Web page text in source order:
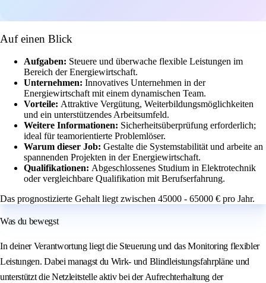
Auf einen Blick
Aufgaben: Steuere und überwache flexible Leistungen im
Bereich der Energiewirtschaft.
Unternehmen: Innovatives Unternehmen in der
Energiewirtschaft mit einem dynamischen Team.
Vorteile: Attraktive Vergütung, Weiterbildungsmöglichkeiten
und ein unterstützendes Arbeitsumfeld.
Weitere Informationen: Sicherheitsüberprüfung erforderlich;
ideal für teamorientierte Problemlöser.
Warum dieser Job: Gestalte die Systemstabilität und arbeite an
spannenden Projekten in der Energiewirtschaft.
Qualifikationen: Abgeschlossenes Studium in Elektrotechnik
oder vergleichbare Qualifikation mit Berufserfahrung.
Das prognostizierte Gehalt liegt zwischen 45000 - 65000 € pro Jahr.
Was du bewegst
In deiner Verantwortung liegt die Steuerung und das Monitoring flexibler
Leistungen. Dabei managst du Wirk- und Blindleistungsfahrpläne und
unterstützt die Netzleitstelle aktiv bei der Aufrechterhaltung der